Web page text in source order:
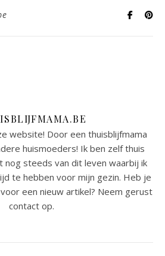
website! Door een thuisblijfmama
huismoeders! Ik ben zelf thuis
nog steeds van dit leven waarbij ik
te hebben voor mijn gezin. Heb je
een nieuw artikel? Neem gerust
contact op.